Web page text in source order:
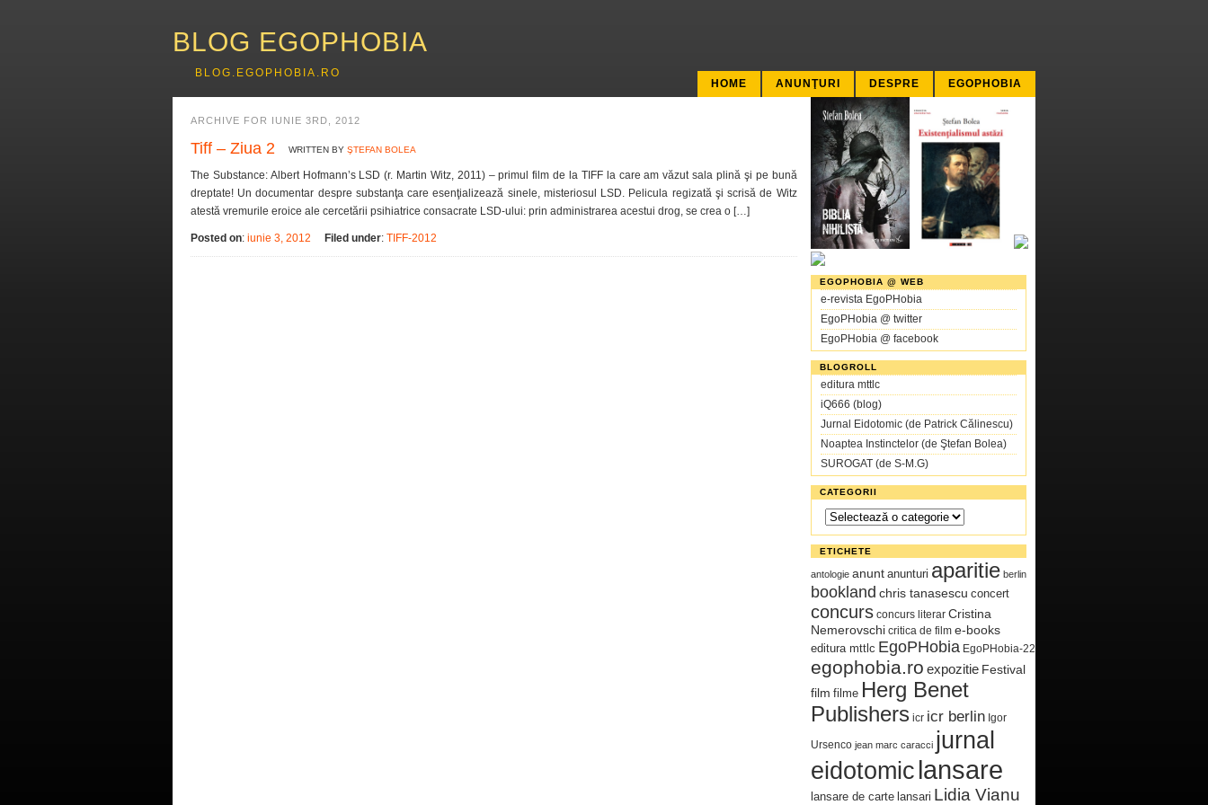
BLOG EGOPHOBIA
BLOG.EGOPHOBIA.RO
HOME
ANUNŢURI DESPRE EGOPHOBIA
ARCHIVE FOR IUNIE 3RD, 2012
Tiff – Ziua 2 WRITTEN BY ŞTEFAN BOLEA
The Substance: Albert Hofmann’s LSD (r. Martin Witz, 2011) – primul film de la TIFF la care am văzut sala plină şi pe bună
dreptate! Un documentar despre substanţa care esenţializează sinele, misteriosul LSD. Pelicula regizată şi scrisă de Witz
atestă vremurile eroice ale cercetării psihiatrice consacrate LSD-ului: prin administrarea acestui drog, se crea o […]
Posted on: iunie 3, 2012 Filed under: TIFF-2012
EGOPHOBIA @ WEB
e-revista EgoPHobia
EgoPHobia @ twitter
EgoPHobia @ facebook
BLOGROLL
editura mttlc
iQ666 (blog)
Jurnal Eidotomic (de Patrick Călinescu)
Noaptea Instinctelor (de Ştefan Bolea)
SUROGAT (de S-M.G)
CATEGORII
Categorii
ETICHETE
antologie anunt anunturi aparitie berlin
bookland chris tanasescu concert
concurs concurs literar Cristina
Nemerovschi critica de film e-books
editura mttlc EgoPHobia EgoPHobia-22
egophobia.ro expozitie Festival
film filme Herg Benet
Publishers icr icr berlin Igor
Ursenco jean marc caracci jurnal
eidotomic lansare
lansare de carte lansari Lidia Vianu